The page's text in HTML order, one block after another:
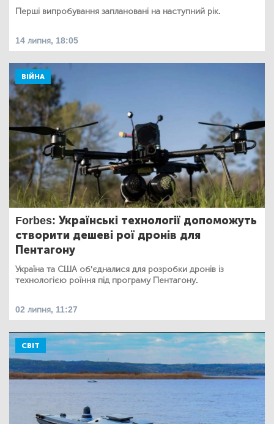
Перші випробування заплановані на наступний рік.
14 липня, 18:05
ВІЙНА
Forbes: Українські технології допоможуть
створити дешеві рої дронів для
Пентагону
Україна та США об'єдналися для розробки дронів із
технологією роїння під програму Пентагону.
02 липня, 11:27
СВІТ